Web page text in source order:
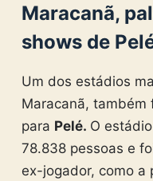
Maracanã,
shows de
Um dos estádios
Maracanã, também
para Pelé. O
78.838 pessoas e
ex-jogador, como